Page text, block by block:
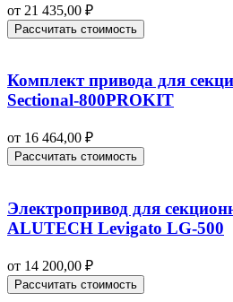
от 21 435,00 ₽
Рассчитать стоимость
Комплект привода для
Sectional-800PROKIT
от 16 464,00 ₽
Рассчитать стоимость
Электропривод для
ALUTECH Levigato LG-500
от 14 200,00 ₽
Рассчитать стоимость